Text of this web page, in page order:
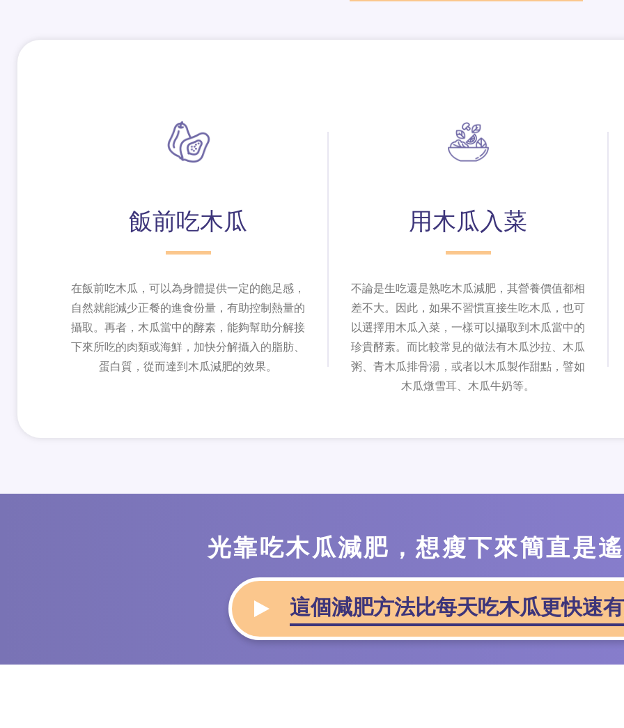
飯前吃木瓜
在飯前吃木瓜，可以為身體提供一定的飽足感，
自然就能減少正餐的進食份量，有助控制熱量的
攝取。再者，木瓜當中的酵素，能夠幫助分解接
下來所吃的肉類或海鮮，加快分解攝入的脂肪、
蛋白質，從而達到木瓜減肥的效果。
用木瓜入菜
不論是生吃還是熟吃木瓜減肥，其營養價值都相
差不大。因此，如果不習慣直接生吃木瓜，也可
以選擇用木瓜入菜，一樣可以攝取到木瓜當中的
珍貴酵素。而比較常見的做法有木瓜沙拉、木瓜
粥、青木瓜排骨湯，或者以木瓜製作甜點，譬如
木瓜燉雪耳、木瓜牛奶等。
光靠吃木瓜減肥，想瘦下來簡直是遙
這個減肥方法比每天吃木瓜更快速有